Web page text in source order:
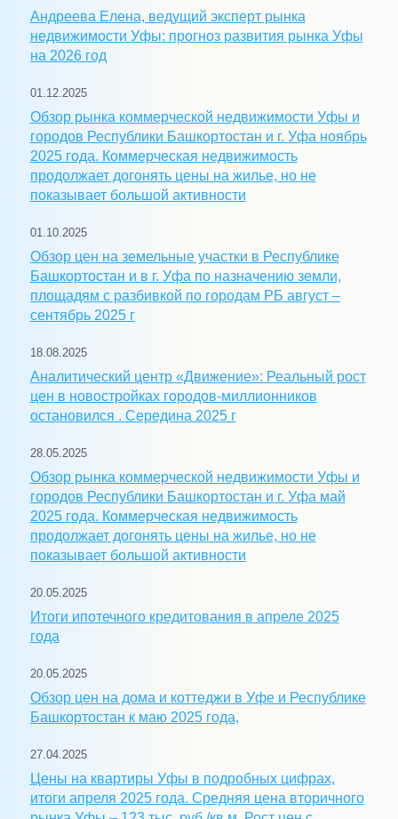
Андреева Елена, ведущий эксперт рынка
недвижимости Уфы: прогноз развития рынка Уфы
на 2026 год
01.12.2025
Обзор рынка коммерческой недвижимости Уфы и
городов Республики Башкортостан и г. Уфа ноябрь
2025 года. Коммерческая недвижимость
продолжает догонять цены на жилье, но не
показывает большой активности
01.10.2025
Обзор цен на земельные участки в Республике
Башкортостан и в г. Уфа по назначению земли,
площадям с разбивкой по городам РБ август –
сентябрь 2025 г
18.08.2025
Аналитический центр «Движение»: Реальный рост
цен в новостройках городов-миллионников
остановился . Середина 2025 г
28.05.2025
Обзор рынка коммерческой недвижимости Уфы и
городов Республики Башкортостан и г. Уфа май
2025 года. Коммерческая недвижимость
продолжает догонять цены на жилье, но не
показывает большой активности
20.05.2025
Итоги ипотечного кредитования в апреле 2025
года
20.05.2025
Обзор цен на дома и коттеджи в Уфе и Республике
Башкортостан к маю 2025 года,
27.04.2025
Цены на квартиры Уфы в подробных цифрах,
итоги апреля 2025 года. Средняя цена вторичного